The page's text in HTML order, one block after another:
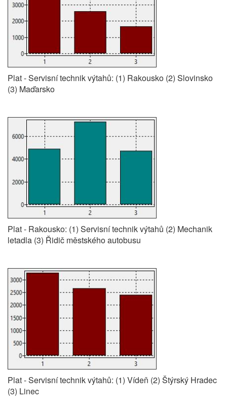
Plat - Servisní technik výtahů: (1) Rakousko (2) Slovinsko
(3) Maďarsko
Plat - Rakousko: (1) Servisní technik výtahů (2) Mechanik
letadla (3) Řidič městského autobusu
Plat - Servisní technik výtahů: (1) Vídeň (2) Štýrský Hradec
(3) Linec